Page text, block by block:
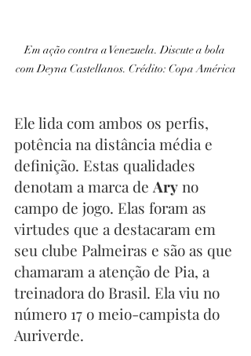
Em ação contra a Venezuela. Discute a bola
com Deyna Castellanos. Crédito: Copa América
Ele lida com ambos os perfis,
potência na distância média e
definição. Estas qualidades
denotam a marca de Ary no
campo de jogo. Elas foram as
virtudes que a destacaram em
seu clube Palmeiras e são as que
chamaram a atenção de Pia, a
treinadora do Brasil. Ela viu no
número 17 o meio-campista do
Auriverde.